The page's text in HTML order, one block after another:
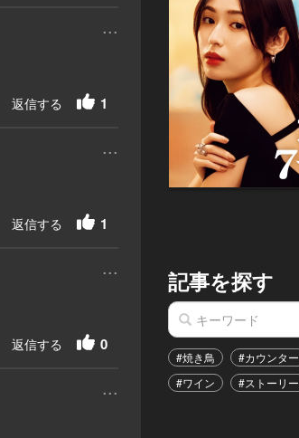
...
1
返信する
...
1
返信する
...
0
返信する
...
記事を探す
#焼き鳥 #カウンター
#ワイン
#ストーリー